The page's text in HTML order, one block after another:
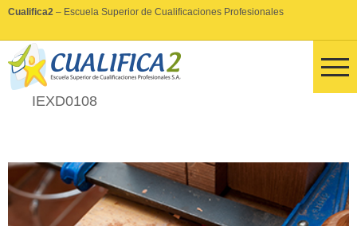
Cualifica2 – Escuela Superior de Cualificaciones Profesionales
IEXD0108